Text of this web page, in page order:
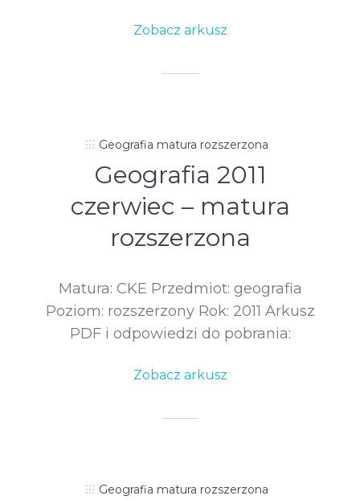
Zobacz arkusz
Geografia matura rozszerzona
Geografia 2011
czerwiec – matura
rozszerzona
Matura: CKE Przedmiot: geografia
Poziom: rozszerzony Rok: 2011 Arkusz
PDF i odpowiedzi do pobrania:
Zobacz arkusz
Geografia matura rozszerzona